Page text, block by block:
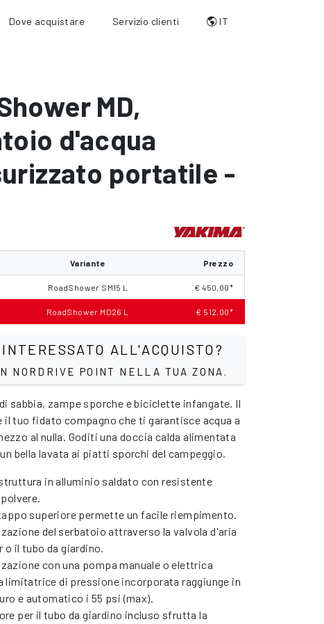
Dove acquistare Servizio clienti IT
MD,
d'acqua
portatile -
Variante Prezzo
RoadShower SM15 L € 450,00*
RoadShower MD26 L € 512,00*
ALL'ACQUISTO?
NORDRIVE POINT NELLA TUA ZONA.
sabbia, zampe sporche e biciclette infangate. Il
il tuo fidato compagno che ti garantisce acqua a
al nulla. Goditi una doccia calda alimentata
bella lavata ai piatti sporchi del campeggio.
in alluminio saldato con resistente
superiore permette un facile riempimento.
del serbatoio attraverso la valvola d'aria
o il tubo da giardino.
con una pompa manuale o elettrica
limitatrice di pressione incorporata raggiunge in
e automatico i 55 psi (max).
per il tubo da giardino incluso sfrutta la